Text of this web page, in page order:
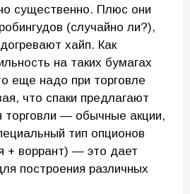
существенно. Плюс они
(случайно ли?),
хайп. Как
на таких бумагах
еще надо при торговле
что спаки предлагают
— обычные акции,
тип опционов
+ воррант) — это дает
построения различных